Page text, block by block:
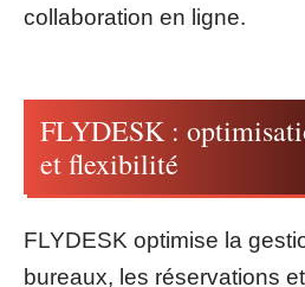
collaboration en ligne.
FLYDESK :
et flexibilité
FLYDESK optimise la
bureaux, les réservations